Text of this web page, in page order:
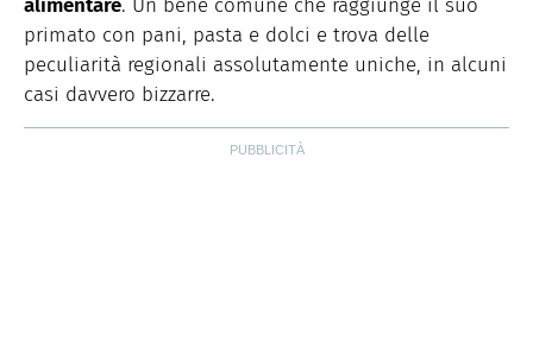
alimentare. Un bene comune che raggiunge il suo
primato con pani, pasta e dolci e trova delle
peculiarità regionali assolutamente uniche, in alcuni
casi davvero bizzarre.